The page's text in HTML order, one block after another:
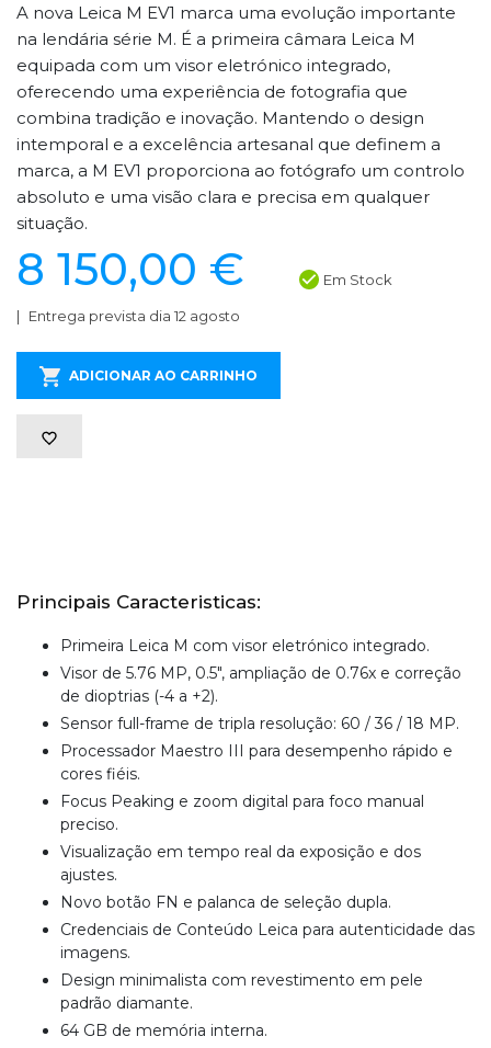
A nova Leica M EV1 marca uma evolução importante
na lendária série M. É a primeira câmara Leica M
equipada com um visor eletrónico integrado,
oferecendo uma experiência de fotografia que
combina tradição e inovação. Mantendo o design
intemporal e a excelência artesanal que definem a
marca, a M EV1 proporciona ao fotógrafo um controlo
absoluto e uma visão clara e precisa em qualquer
situação.
8 150,00 € Em Stock
Entrega prevista dia 12 agosto
ADICIONAR AO CARRINHO
Principais Caracteristicas:
Primeira Leica M com visor eletrónico integrado.
Visor de 5.76 MP, 0.5", ampliação de 0.76x e correção
de dioptrias (-4 a +2).
Sensor full-frame de tripla resolução: 60 / 36 / 18 MP.
Processador Maestro III para desempenho rápido e
cores fiéis.
Focus Peaking e zoom digital para foco manual
preciso.
Visualização em tempo real da exposição e dos
ajustes.
Novo botão FN e palanca de seleção dupla.
Credenciais de Conteúdo Leica para autenticidade das
imagens.
Design minimalista com revestimento em pele
padrão diamante.
64 GB de memória interna.